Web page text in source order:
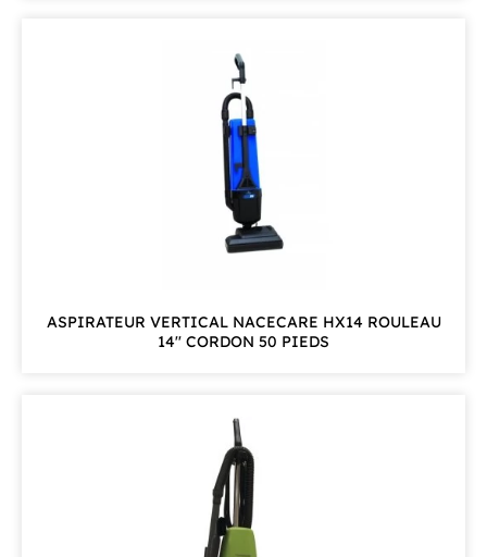
ASPIRATEUR VERTICAL NACECARE HX14 ROULEAU
14'' CORDON 50 PIEDS